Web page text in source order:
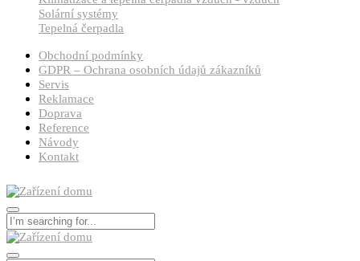
Solární systémy
Tepelná čerpadla
Obchodní podmínky
GDPR – Ochrana osobních údajů zákazníků
Servis
Reklamace
Doprava
Reference
Návody
Kontakt